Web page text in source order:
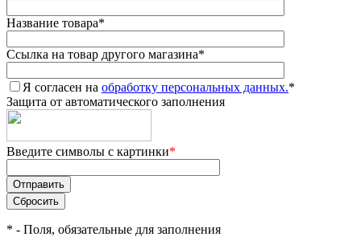
Название товара*
Ссылка на товар другого магазина*
Я согласен на обработку персональных данных.*
Защита от автоматического заполнения
Введите символы с картинки*
* - Поля, обязательные для заполнения